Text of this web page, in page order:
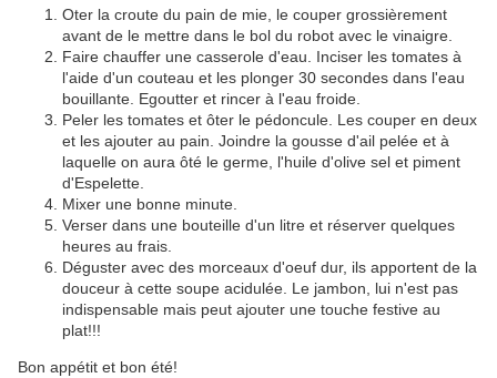
Oter la croute du pain de mie, le couper grossièrement
avant de le mettre dans le bol du robot avec le vinaigre.
Faire chauffer une casserole d'eau. Inciser les tomates à
l'aide d'un couteau et les plonger 30 secondes dans l'eau
bouillante. Egoutter et rincer à l'eau froide.
Peler les tomates et ôter le pédoncule. Les couper en deux
et les ajouter au pain. Joindre la gousse d'ail pelée et à
laquelle on aura ôté le germe, l'huile d'olive sel et piment
d'Espelette.
Mixer une bonne minute.
Verser dans une bouteille d'un litre et réserver quelques
heures au frais.
Déguster avec des morceaux d'oeuf dur, ils apportent de la
douceur à cette soupe acidulée. Le jambon, lui n'est pas
indispensable mais peut ajouter une touche festive au
plat!!!
Bon appétit et bon été!